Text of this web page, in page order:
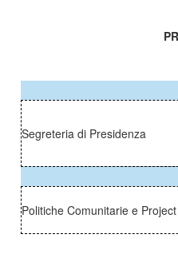
Segreteria di Presidenza
Politiche Comunitarie e